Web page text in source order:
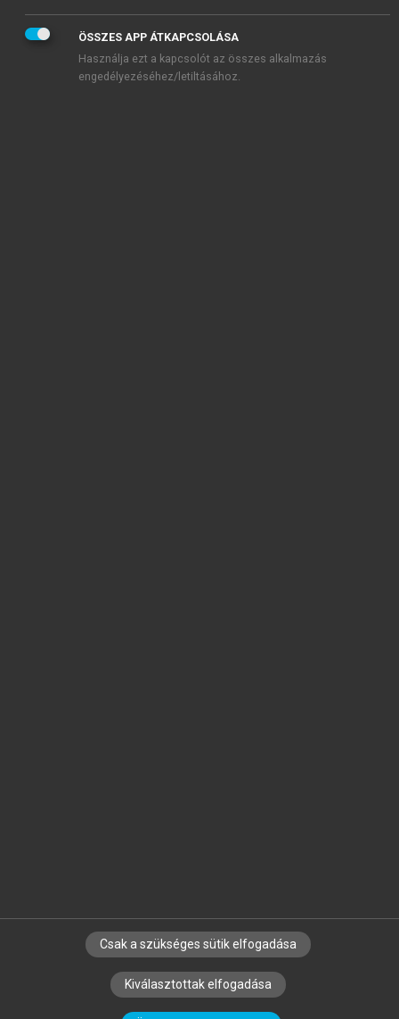
SZERZŐKNEK CÉGEKNEK KÖNYVTÁROSOKNAK
SZERKESZTÉSI ÉS LEKTORÁLÁSI ALAPELVEK
ÖSSZES APP ÁTKAPCSOLÁSA
Használja ezt a kapcsolót az összes alkalmazás
engedélyezéséhez/letiltásához.
Csak a szükséges sütik elfogadása
Kiválasztottak elfogadása